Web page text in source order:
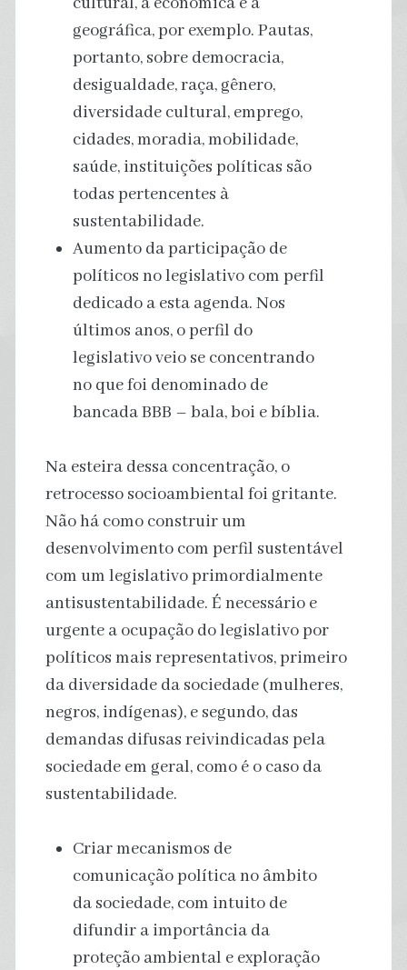
geográfica, por exemplo. Pautas,
portanto, sobre democracia,
desigualdade, raça, gênero,
diversidade cultural, emprego,
cidades, moradia, mobilidade,
saúde, instituições políticas são
todas pertencentes à
sustentabilidade.
Aumento da participação de
políticos no legislativo com perfil
dedicado a esta agenda. Nos
últimos anos, o perfil do
legislativo veio se concentrando
no que foi denominado de
bancada BBB – bala, boi e bíblia.
Na esteira dessa concentração, o
retrocesso socioambiental foi gritante.
Não há como construir um
desenvolvimento com perfil sustentável
com um legislativo primordialmente
antisustentabilidade. É necessário e
urgente a ocupação do legislativo por
políticos mais representativos, primeiro
da diversidade da sociedade (mulheres,
negros, indígenas), e segundo, das
demandas difusas reivindicadas pela
sociedade em geral, como é o caso da
sustentabilidade.
Criar mecanismos de
comunicação política no âmbito
da sociedade, com intuito de
difundir a importância da
proteção ambiental e exploração